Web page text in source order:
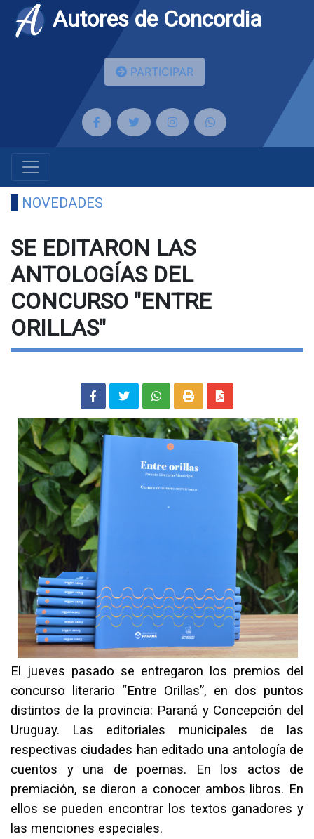
Autores de Concordia
PARTICIPAR
NOVEDADES
SE EDITARON LAS
ANTOLOGÍAS DEL
CONCURSO "ENTRE
ORILLAS"
El jueves pasado se entregaron los premios del
concurso literario “Entre Orillas”, en dos puntos
distintos de la provincia: Paraná y Concepción del
Uruguay. Las editoriales municipales de las
respectivas ciudades han editado una antología de
cuentos y una de poemas. En los actos de
premiación, se dieron a conocer ambos libros. En
ellos se pueden encontrar los textos ganadores y
las menciones especiales.